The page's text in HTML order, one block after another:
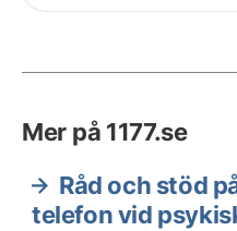
Mer på 1177.se
Råd och stöd
telefon vid